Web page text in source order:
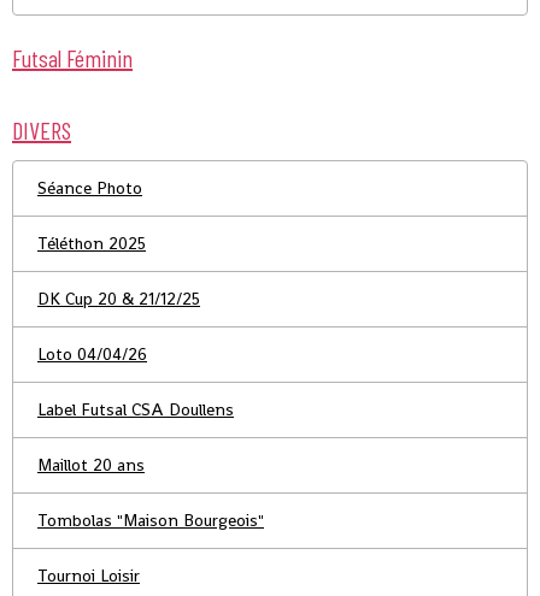
Futsal Féminin
DIVERS
Séance Photo
Téléthon 2025
DK Cup 20 & 21/12/25
Loto 04/04/26
Label Futsal CSA Doullens
Maillot 20 ans
Tombolas "Maison Bourgeois"
Tournoi Loisir